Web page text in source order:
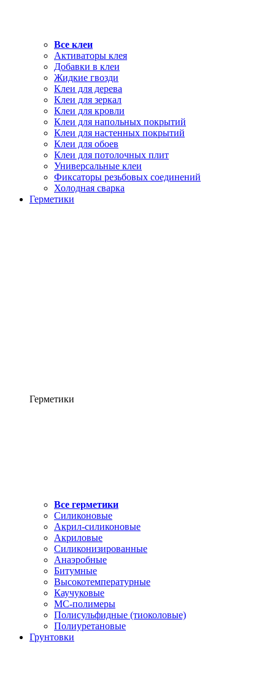
Все клеи
Активаторы клея
Добавки в клеи
Жидкие гвозди
Клеи для дерева
Клеи для зеркал
Клеи для кровли
Клеи для напольных покрытий
Клеи для настенных покрытий
Клеи для обоев
Клеи для потолочных плит
Универсальные клеи
Фиксаторы резьбовых соединений
Холодная сварка
Герметики
Герметики
Все герметики
Силиконовые
Акрил-силиконовые
Акриловые
Силиконизированные
Анаэробные
Битумные
Высокотемпературные
Каучуковые
МС-полимеры
Полисульфидные (тиоколовые)
Полиуретановые
Грунтовки